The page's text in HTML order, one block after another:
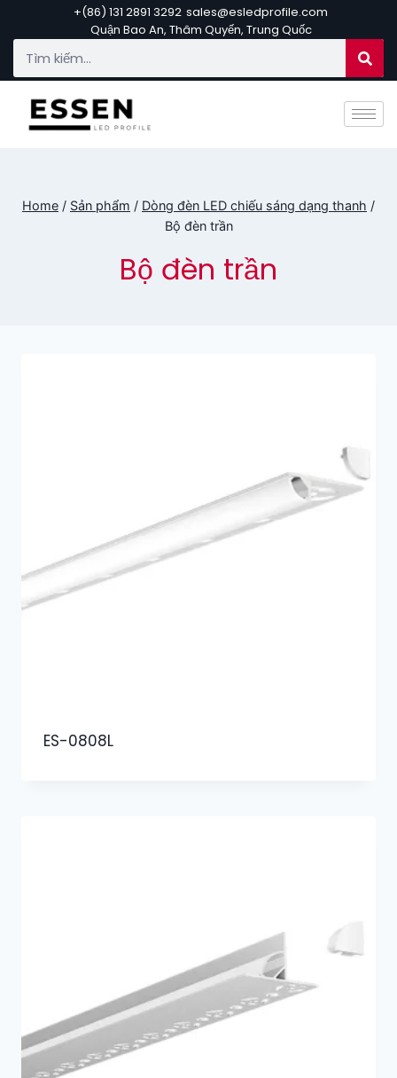
+(86) 131 2891 3292 sales@esledprofile.com
Quận Bao An, Thâm Quyến, Trung Quốc
Home / Sản phẩm / Dòng đèn LED chiếu sáng dạng thanh /
Bộ đèn trần
Bộ đèn trần
ES-0808L